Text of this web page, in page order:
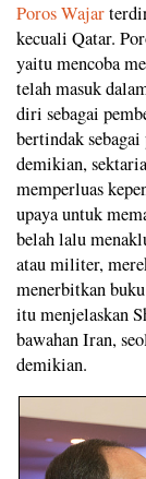
Poros Wajar
kecuali Qatar.
yaitu mencoba
telah masuk
diri sebagai
bertindak
demikian,
memperluas
upaya untuk
belah lalu
atau militer,
menerbitkan
itu menjelaskan
bawahan Iran,
demikian.